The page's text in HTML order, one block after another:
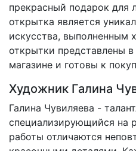
прекрасный подарок для
открытка является
искусства, выполненным
открытки представлены
магазине и готовы к
Художник Галина
Галина Чувиляева -
специализирующийся на
работы отличаются